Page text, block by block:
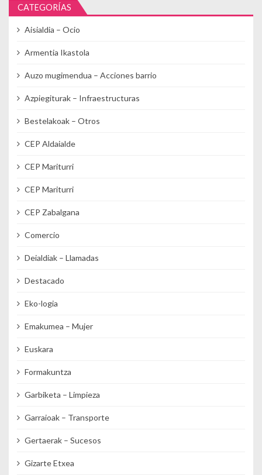
CATEGORÍAS
Aisialdia – Ocio
Armentia Ikastola
Auzo mugimendua – Acciones barrio
Azpiegiturak – Infraestructuras
Bestelakoak – Otros
CEP Aldaialde
CEP Mariturri
CEP Mariturri
CEP Zabalgana
Comercio
Deialdiak – Llamadas
Destacado
Eko-logia
Emakumea – Mujer
Euskara
Formakuntza
Garbiketa – Limpieza
Garraioak – Transporte
Gertaerak – Sucesos
Gizarte Etxea